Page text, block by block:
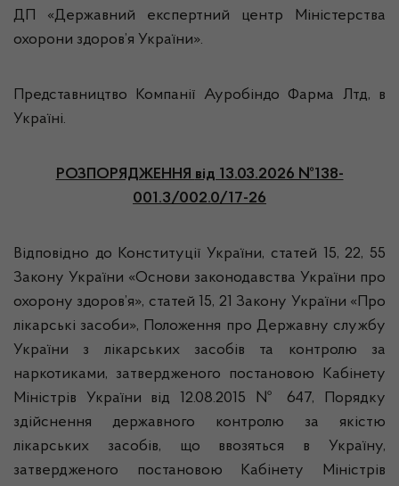
ДП «Державний експертний центр Міністерства
охорони здоров’я України».
Представництво Компанії Ауробіндо Фарма Лтд, в
Україні.
РОЗПОРЯДЖЕННЯ від 13.03.2026 №138-
001.3/002.0/17-26
Відповідно до Конституції України, статей 15, 22, 55
Закону України «Основи законодавства України про
охорону здоров’я», статей 15, 21 Закону України «Про
лікарські засоби», Положення про Державну службу
України з лікарських засобів та контролю за
наркотиками, затвердженого постановою Кабінету
Міністрів України від 12.08.2015 № 647, Порядку
здійснення державного контролю за якістю
лікарських засобів, що ввозяться в Україну,
затвердженого постановою Кабінету Міністрів